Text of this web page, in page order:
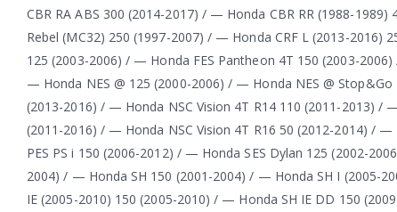
CBR RA ABS 300 (2014-2017) / — Honda CBR RR (1988-
Rebel (MC32) 250 (1997-2007) / — Honda CRF L (2013-
125 (2003-2006) / — Honda FES Pantheon 4T 150 (2003-
— Honda NES @ 125 (2000-2006) / — Honda NES @
(2013-2016) / — Honda NSC Vision 4T R14 110 (2011-2013) /
(2011-2016) / — Honda NSC Vision 4T R16 50 (2012-2014) /
PES PS i 150 (2006-2012) / — Honda SES Dylan 125 (2002-
2004) / — Honda SH 150 (2001-2004) / — Honda SH I (2005-
IE (2005-2010) 150 (2005-2010) / — Honda SH IE DD 150